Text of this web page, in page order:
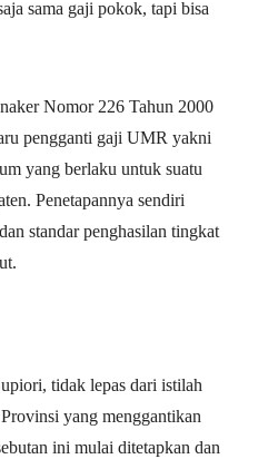
sama gaji pokok, tapi bisa
Nomor 226 Tahun 2000
pengganti gaji UMR yakni
yang berlaku untuk suatu
Penetapannya sendiri
standar penghasilan tingkat
tidak lepas dari istilah
yang menggantikan
ini mulai ditetapkan dan